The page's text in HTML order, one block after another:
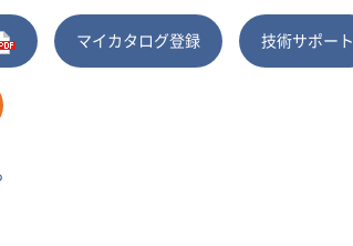
マイカタログ登録 技術サポート